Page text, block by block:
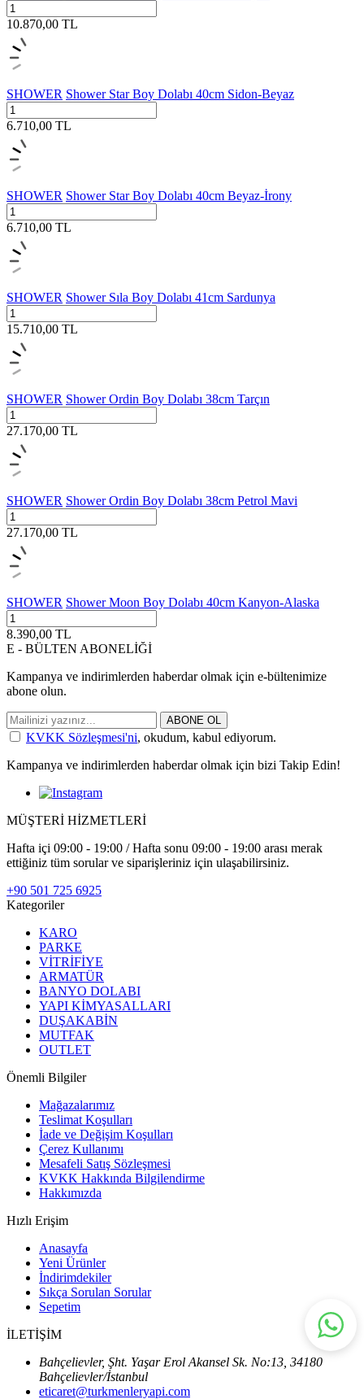
10.870,00 TL
SHOWER Shower Star Boy Dolabı 40cm Sidon-Beyaz
6.710,00 TL
SHOWER Shower Star Boy Dolabı 40cm Beyaz-İrony
6.710,00 TL
SHOWER Shower Sıla Boy Dolabı 41cm Sardunya
15.710,00 TL
SHOWER Shower Ordin Boy Dolabı 38cm Tarçın
27.170,00 TL
SHOWER Shower Ordin Boy Dolabı 38cm Petrol Mavi
27.170,00 TL
SHOWER Shower Moon Boy Dolabı 40cm Kanyon-Alaska
8.390,00 TL
E - BÜLTEN ABONELİĞİ
Kampanya ve indirimlerden haberdar olmak için e-bültenimize
abone olun.
ABONE OL
KVKK Sözleşmesi'ni, okudum, kabul ediyorum.
Kampanya ve indirimlerden haberdar olmak için bizi Takip Edin!
MÜŞTERİ HİZMETLERİ
Hafta içi 09:00 - 19:00 / Hafta sonu 09:00 - 19:00 arası merak
ettiğiniz tüm sorular ve siparişleriniz için ulaşabilirsiniz.
+90 501 725 6925
Kategoriler
KARO
PARKE
VİTRİFİYE
ARMATÜR
BANYO DOLABI
YAPI KİMYASALLARI
DUŞAKABİN
MUTFAK
OUTLET
Önemli Bilgiler
Mağazalarımız
Teslimat Koşulları
İade ve Değişim Koşulları
Çerez Kullanımı
Mesafeli Satış Sözleşmesi
KVKK Hakkında Bilgilendirme
Hakkımızda
Hızlı Erişim
Anasayfa
Yeni Ürünler
İndirimdekiler
Sıkça Sorulan Sorular
Sepetim
İLETİŞİM
Bahçelievler, Şht. Yaşar Erol Akansel Sk. No:13, 34180
Bahçelievler/İstanbul
eticaret@turkmenleryapi.com